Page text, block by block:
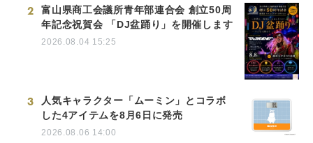
2
富山県商工会議所青年部連合会 創立50周
年記念祝賀会 「DJ盆踊り」を開催します
2026.08.04 15:25
3
人気キャラクター「ムーミン」とコラボ
した4アイテムを8月6日に発売
2026.08.06 14:00